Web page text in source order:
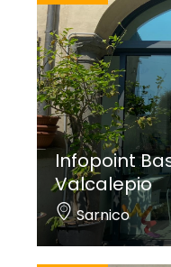
Infopoint
Valcalepio
Sarnico